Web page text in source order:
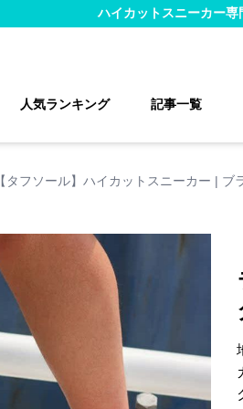
ハイカットスニーカー専
人気ランキング 記事一覧
【タフソール】ハイカットスニーカー |